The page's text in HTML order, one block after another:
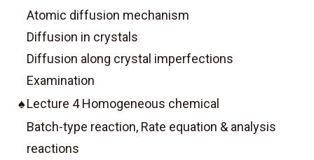
Atomic diffusion mechanism
Diffusion in crystals
Diffusion along crystal imperfections
Examination
♠Lecture 4 Homogeneous chemical
Batch-type reaction, Rate equation & analysis
reactions